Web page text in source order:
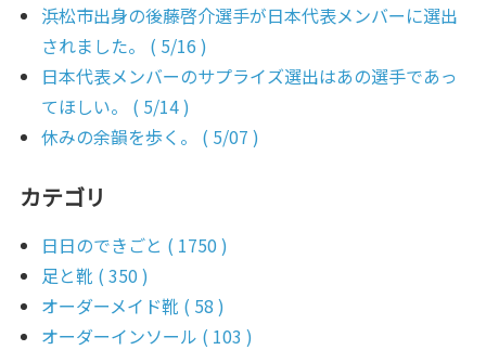
浜松市出身の後藤啓介選手が日本代表メンバーに選出
されました。 ( 5/16 )
日本代表メンバーのサプライズ選出はあの選手であっ
てほしい。 ( 5/14 )
休みの余韻を歩く。 ( 5/07 )
カテゴリ
日日のできごと ( 1750 )
足と靴 ( 350 )
オーダーメイド靴 ( 58 )
オーダーインソール ( 103 )